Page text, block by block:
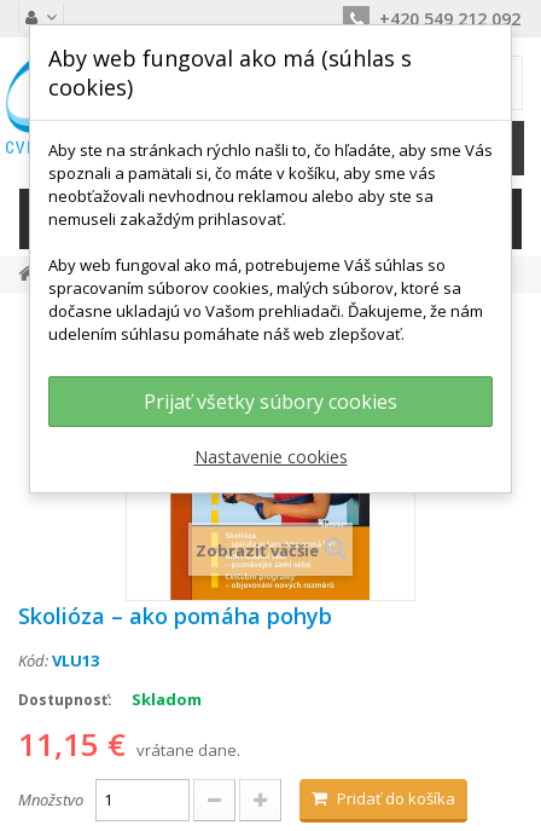
+420 549 212 092
KATEGÓRIE
Knihy, DVD O Cvičení Skolióza – Ako Pomáha Pohyb
Zobraziť väčšie
Skolióza – ako pomáha pohyb
Kód:VLU13
Dostupnosť: Skladom
11,15 € vrátane dane.
Množstvo Pridať do košíka
Aby web fungoval ako má (súhlas s
cookies)
Aby ste na stránkach rýchlo našli to, čo hľadáte, aby sme Vás
spoznali a pamätali si, čo máte v košíku, aby sme vás
neobťažovali nevhodnou reklamou alebo aby ste sa
nemuseli zakaždým prihlasovať.
Aby web fungoval ako má, potrebujeme Váš súhlas so
spracovaním súborov cookies, malých súborov, ktoré sa
dočasne ukladajú vo Vašom prehliadači. Ďakujeme, že nám
udelením súhlasu pomáhate náš web zlepšovať.
Prijať všetky súbory cookies
Nastavenie cookies